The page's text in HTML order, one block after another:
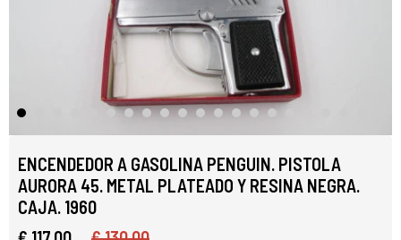
ENCENDEDOR A GASOLINA PENGUIN. PISTOLA
AURORA 45. METAL PLATEADO Y RESINA NEGRA.
CAJA. 1960